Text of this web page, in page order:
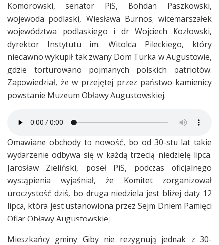
Komorowski, senator PiS, Bohdan Paszkowski,
wojewoda podlaski, Wiesława Burnos, wicemarszałek
województwa podlaskiego i dr Wojciech Kozłowski,
dyrektor Instytutu im. Witolda Pileckiego, który
niedawno wykupił tak zwany Dom Turka w Augustowie,
gdzie torturowano pojmanych polskich patriotów.
Zapowiedział, że w przejętej przez państwo kamienicy
powstanie Muzeum Obławy Augustowskiej.
Omawiane obchody to nowość, bo od 30-stu lat takie
wydarzenie odbywa się w każdą trzecią niedzielę lipca.
Jarosław Zieliński, poseł PiS, podczas oficjalnego
wystąpienia wyjaśniał, że Komitet zorganizował
uroczystość dziś, bo druga niedziela jest bliżej daty 12
lipca, która jest ustanowiona przez Sejm Dniem Pamięci
Ofiar Obławy Augustowskiej.
Mieszkańcy gminy Giby nie rezygnują jednak z 30-